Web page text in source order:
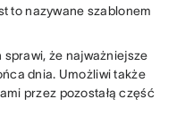
to nazywane szablonem
sprawi, że najważniejsze
dnia. Umożliwi także
przez pozostałą część